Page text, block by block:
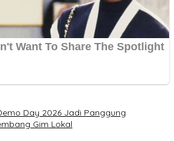
Day 2026 Jadi Panggung
Gim Lokal